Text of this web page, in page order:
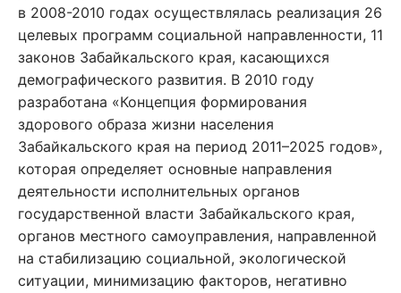
в 2008-2010 годах осуществлялась реализация 26
целевых программ социальной направленности, 11
законов Забайкальского края, касающихся
демографического развития. В 2010 году
разработана «Концепция формирования
здорового образа жизни населения
Забайкальского края на период 2011–2025 годов»,
которая определяет основные направления
деятельности исполнительных органов
государственной власти Забайкальского края,
органов местного самоуправления, направленной
на стабилизацию социальной, экологической
ситуации, минимизацию факторов, негативно